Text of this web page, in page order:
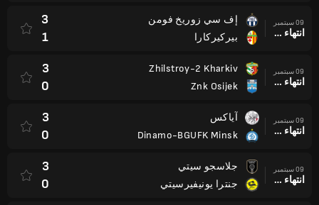
09 سبتمبر
انتهاء وقت المباراة
إف سي زوريخ فومن
بيركيركارا
3
1
09 سبتمبر
انتهاء وقت المباراة
Zhilstroy-2 Kharkiv
Znk Osijek
3
0
09 سبتمبر
انتهاء وقت المباراة
آياكس
Dinamo-BGUFK Minsk
3
0
09 سبتمبر
انتهاء وقت المباراة
جلاسجو سيتي
جنترا يونيفيرسيتي
3
0